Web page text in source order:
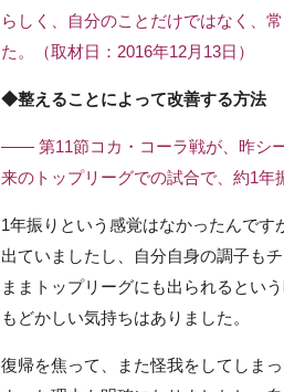
らしく、自分のことだけではなく、
た。（取材日：2016年12月13日）
◆整えることによって改善する方法
—— 第11節コカ・コーラ戦が、昨シ
来のトップリーグでの試合で、約1年
1年振りという感覚はなかったんで
出ていましたし、自分自身の調子も
ままトップリーグにも出られるとい
もどかしい気持ちはありました。
復帰を焦って、また怪我をしてしま